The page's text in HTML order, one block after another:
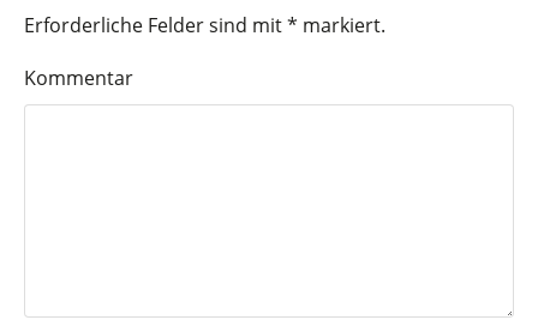
Erforderliche Felder sind mit* markiert.
Kommentar